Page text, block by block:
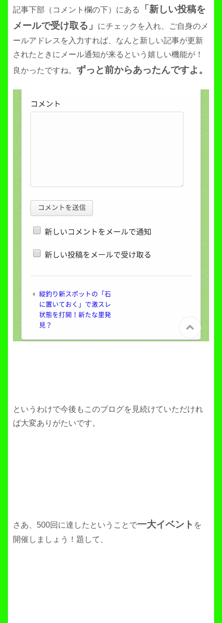
記事下部（コメント欄の下）にある
「新しい投稿を
メールで受け取る」
にチェックを入れ、ご自身のメ
ールアドレスを入力すれば、なんと新しい記事が更新
されたときにメール通知が来るという嬉しい機能が！
良かったですね。 ずっと前からあったんですよ。
というわけで今後もこのブログを見続けていただけれ
ば大変ありがたいです。
さあ、500回に達したということで一大イベント を
開催しましょう！題して、